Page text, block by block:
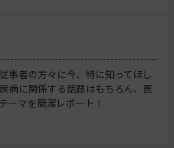
事者の方々に今、特に知ってほし
病に関係する話題はもちろん、医
ーマを簡潔レポート！